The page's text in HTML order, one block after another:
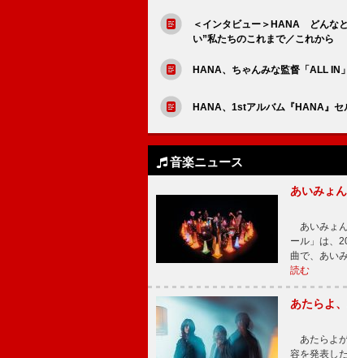
＜インタビュー＞HANA どんな
い”私たちのこれまで／これから
HANA、ちゃんみな監督「ALL IN
HANA、1stアルバム『HANA』セ
音楽ニュース
あいみょ
あいみょ
ール」は、
曲で、あい
読む
あたらよ
あたらよ
容を発表し